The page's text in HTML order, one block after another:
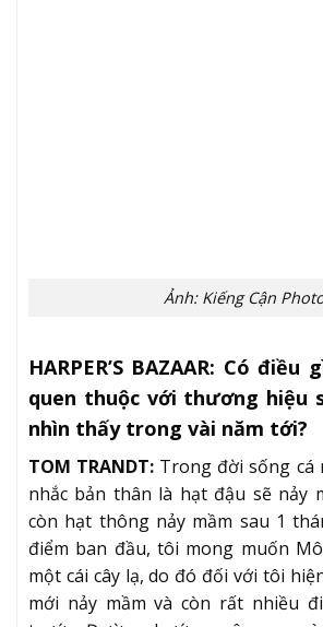
Ảnh: Kiếng Cận
HARPER’S BAZAAR: Có điều
quen thuộc với thương hiệu
nhìn thấy trong vài năm tới?
TOM TRANDT: Trong đời sống
nhắc bản thân là hạt đậu sẽ nảy
còn hạt thông nảy mầm sau 1
điểm ban đầu, tôi mong muốn
một cái cây lạ, do đó đối với tôi
mới nảy mầm và còn rất nhiều